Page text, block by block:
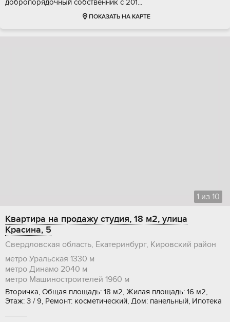
добpoпоpядoчный сoбcтвeнник с 201...
ПОКАЗАТЬ НА КАРТЕ
1 из 10
Квартира на продажу студия, 18 м2, улица
Красина, 5
Свердловская область, Екатеринбург, Кировский район
метро Уральская 1330 м
метро Динамо 2040 м
метро Машиностроителей 1960 м
Вторичка, Общая площадь: 18 м2, Жилая площадь: 16 м2,
Этаж: 3 / 9, Ремонт: косметический, Дом: панельный, Ипотека